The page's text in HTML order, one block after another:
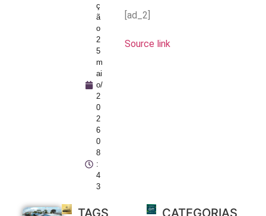
ç
ã
o
2
5
m
ai
o/
2
0
2
6
0
8
:
4
3
[ad_2]
Source link
TAGS CATEGORIAS